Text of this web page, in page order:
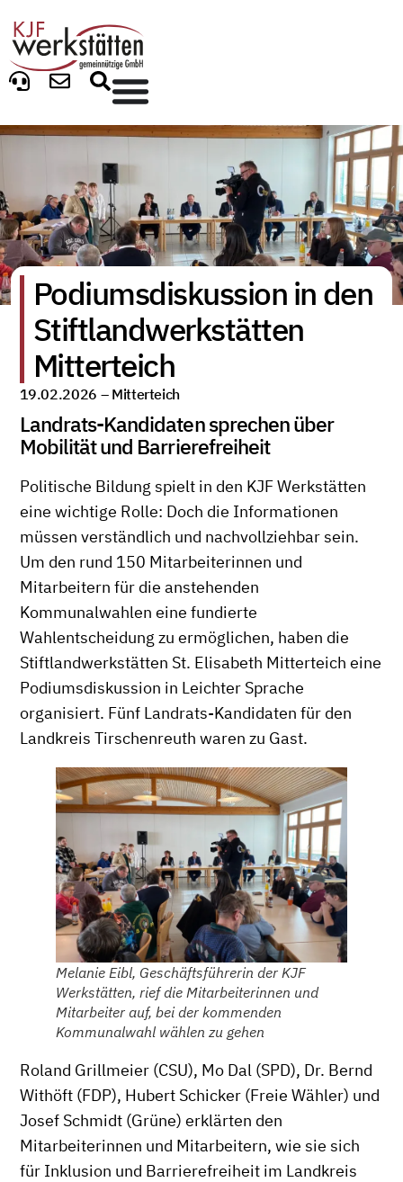
Podiumsdiskussion in den
Stiftlandwerkstätten
Mitterteich
19.02.2026 – Mitterteich
Landrats-Kandidaten sprechen über
Mobilität und Barrierefreiheit
Politische Bildung spielt in den KJF Werkstätten
eine wichtige Rolle: Doch die Informationen
müssen verständlich und nachvollziehbar sein.
Um den rund 150 Mitarbeiterinnen und
Mitarbeitern für die anstehenden
Kommunalwahlen eine fundierte
Wahlentscheidung zu ermöglichen, haben die
Stiftlandwerkstätten St. Elisabeth Mitterteich eine
Podiumsdiskussion in Leichter Sprache
organisiert. Fünf Landrats-Kandidaten für den
Landkreis Tirschenreuth waren zu Gast.
Melanie Eibl, Geschäftsführerin der KJF
Werkstätten, rief die Mitarbeiterinnen und
Mitarbeiter auf, bei der kommenden
Kommunalwahl wählen zu gehen
Roland Grillmeier (CSU), Mo Dal (SPD), Dr. Bernd
Withöft (FDP), Hubert Schicker (Freie Wähler) und
Josef Schmidt (Grüne) erklärten den
Mitarbeiterinnen und Mitarbeitern, wie sie sich
für Inklusion und Barrierefreiheit im Landkreis